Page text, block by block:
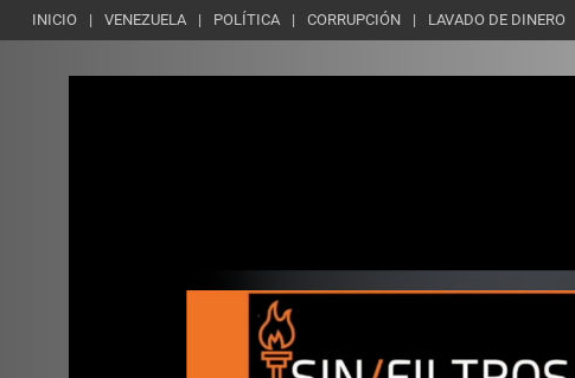
INICIO VENEZUELA POLÍTICA CORRUPCIÓN LAVADO DE DINERO